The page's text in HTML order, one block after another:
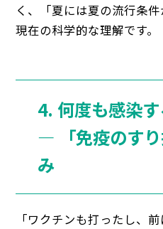
く、「夏には夏の流行条件
現在の科学的な理解です。
4. 何度も感染
― 「免疫のすり
み
「ワクチンも打ったし、